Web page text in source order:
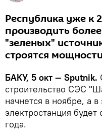
Республика уже к
производить
"зеленых"
строятся
БАКУ, 5 окт — Sputnik.
строительство СЭС
начнется в ноябре, а
электростанция
года.